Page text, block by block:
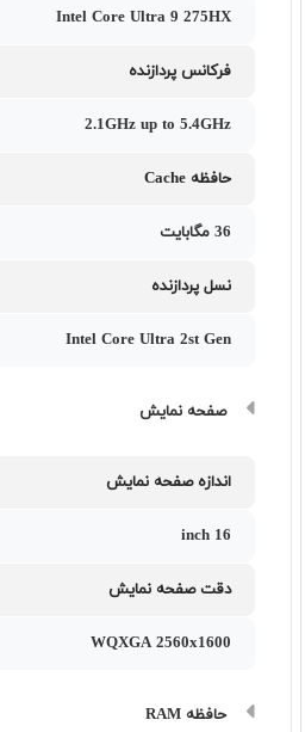
Intel Core Ultra 9 275HX
فرکانس پردازنده
2.1GHz up to 5.4GHz
حافظه Cache
36 مگابایت
نسل پردازنده
Intel Core Ultra 2st Gen
صفحه نمایش
اندازه صفحه نمایش
16 inch
دقت صفحه نمایش
WQXGA 2560x1600
حافظه RAM